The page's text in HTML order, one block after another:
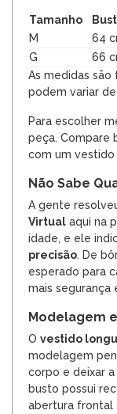
Tamanho
M
64
G
66
As medidas
podem variar de
Para escolher
peça. Compare
com um vestido
Não Sabe
A gente
Virtual aqui na
idade, e ele
precisão. De
esperado para
mais segurança
Modelagem
O vestido
modelagem
corpo e deixar
busto possui
abertura frontal